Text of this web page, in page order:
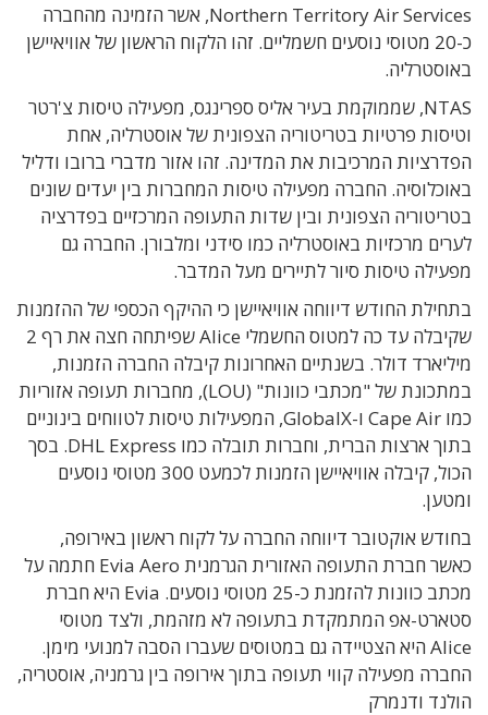
Northern Territory Air Services, אשר הזמינה מהחברה
כ-20 מטוסי נוסעים חשמליים. זהו הלקוח הראשון של אוויאיישן
באוסטרליה.
NTAS, שממוקמת בעיר אליס ספרינגס, מפעילה טיסות צ'רטר
וטיסות פרטיות בטריטוריה הצפונית של אוסטרליה, אחת
הפדרציות המרכיבות את המדינה. זהו אזור מדברי ברובו ודליל
באוכלוסיה. החברה מפעילה טיסות המחברות בין יעדים שונים
בטריטוריה הצפונית ובין שדות התעופה המרכזיים בפדרציה
לערים מרכזיות באוסטרליה כמו סידני ומלבורן. החברה גם
מפעילה טיסות סיור לתיירים מעל המדבר.
בתחילת החודש דיווחה אוויאיישן כי ההיקף הכספי של ההזמנות
שקיבלה עד כה למטוס החשמלי Alice שפיתחה חצה את רף 2
מיליארד דולר. בשנתיים האחרונות קיבלה החברה הזמנות,
במתכונת של "מכתבי כוונות" (LOU), מחברות תעופה אזוריות
כמו Cape Air ו-GlobalX, המפעילות טיסות לטווחים בינוניים
בתוך ארצות הברית, וחברות תובלה כמו DHL Express. בסך
הכול, קיבלה אוויאיישן הזמנות לכמעט 300 מטוסי נוסעים
ומטען.
בחודש אוקטובר דיווחה החברה על לקוח ראשון באירופה,
כאשר חברת התעופה האזורית הגרמנית Evia Aero חתמה על
מכתב כוונות להזמנת כ-25 מטוסי נוסעים. Evia היא חברת
סטארט-אפ המתמקדת בתעופה לא מזהמת, ולצד מטוסי
Alice היא הצטיידה גם במטוסים שעברו הסבה למנועי מימן.
החברה מפעילה קווי תעופה בתוך אירופה בין גרמניה, אוסטריה,
הולנד ודנמרק